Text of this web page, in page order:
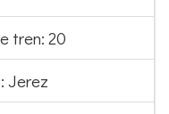
tren: 20
Jerez